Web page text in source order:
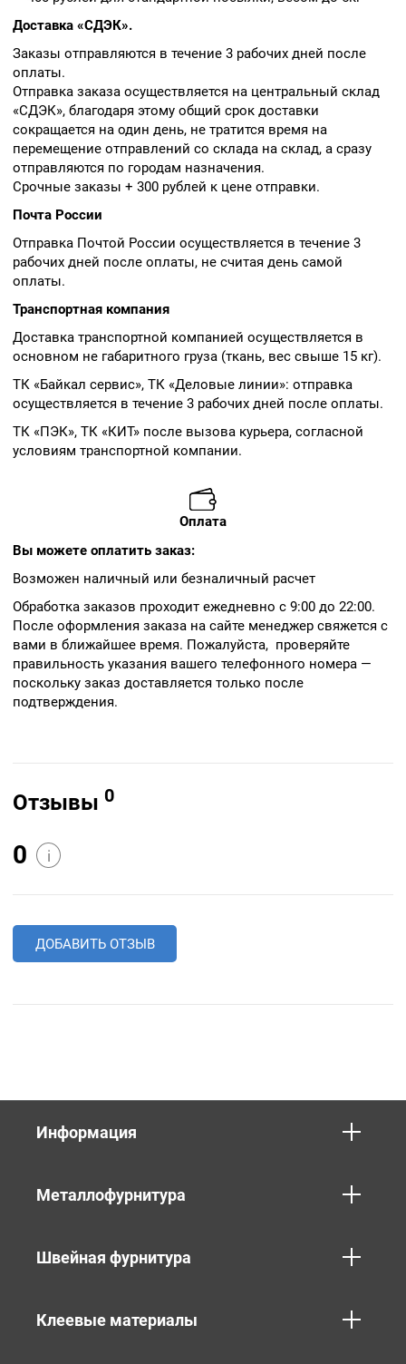
Доставка «СДЭК».
Заказы отправляются в течение 3 рабочих дней после
оплаты.
Отправка заказа осуществляется на центральный склад
«СДЭК», благодаря этому общий срок доставки
сокращается на один день, не тратится время на
перемещение отправлений со склада на склад, а сразу
отправляются по городам назначения.
Срочные заказы + 300 рублей к цене отправки.
Почта России
Отправка Почтой России осуществляется в течение 3
рабочих дней после оплаты, не считая день самой
оплаты.
Транспортная компания
Доставка транспортной компанией осуществляется в
основном не габаритного груза (ткань, вес свыше 15 кг).
ТК «Байкал сервис», ТК «Деловые линии»: отправка
осуществляется в течение 3 рабочих дней после оплаты.
ТК «ПЭК», ТК «КИТ» после вызова курьера, согласной
условиям транспортной компании.
Оплата
Вы можете оплатить заказ:
Возможен наличный или безналичный расчет
Обработка заказов проходит ежедневно с 9:00 до 22:00.
После оформления заказа на сайте менеджер свяжется с
вами в ближайшее время. Пожалуйста, проверяйте
правильность указания вашего телефонного номера —
поскольку заказ доставляется только после
подтверждения.
Отзывы 0
0 i
ДОБАВИТЬ ОТЗЫВ
Информация
Металлофурнитура
Швейная фурнитура
Клеевые материалы